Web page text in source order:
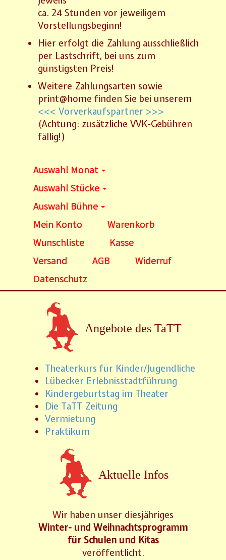
ca. 24 Stunden vor jeweiligem
Vorstellungsbeginn!
Hier erfolgt die Zahlung ausschließlich
per Lastschrift, bei uns zum
günstigsten Preis!
Weitere Zahlungsarten sowie
print@home finden Sie bei unserem
<<< Vorverkaufspartner >>>
(Achtung: zusätzliche VVK-Gebühren
fällig!)
Auswahl Monat
Auswahl Stücke
Auswahl Bühne
Mein Konto
Warenkorb
Wunschliste
Kasse
Versand
AGB
Widerruf
Datenschutz
Angebote des TaTT
Theaterkurs für Kinder/Jugendliche
Lübecker Erlebnisstadtführung
Kindergeburtstag im Theater
Die TaTT Zeitung
Vermietung
Praktikum
Aktuelle Infos
Wir haben unser diesjähriges
Winter- und Weihnachtsprogramm
für Schulen und Kitas
veröffentlicht.